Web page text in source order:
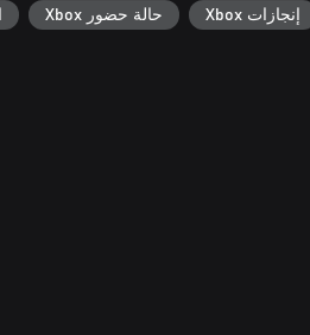
إنجازات Xbox حالة حضور Xbox